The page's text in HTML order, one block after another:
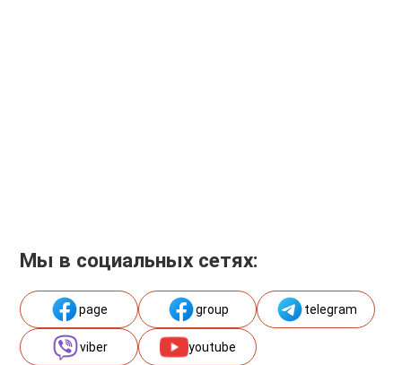
Мы в социальных сетях:
page group telegram
viber youtube